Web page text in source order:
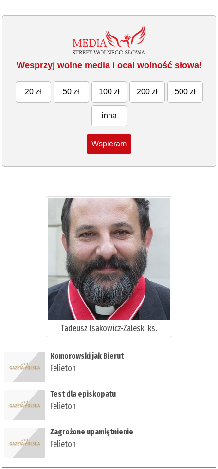
Wesprzyj wolne media i ocal wolność słowa!
20 zł 50 zł 100 zł 200 zł 500 zł
inna
Wspieram
Tadeusz Isakowicz-Zaleski ks.
Komorowski jak Bierut
Felieton
Test dla episkopatu
Felieton
Zagrożone upamiętnienie
Felieton